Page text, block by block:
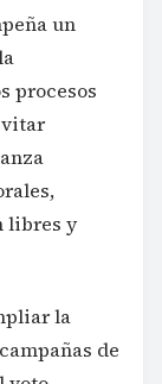
un
procesos
libres y
la
de